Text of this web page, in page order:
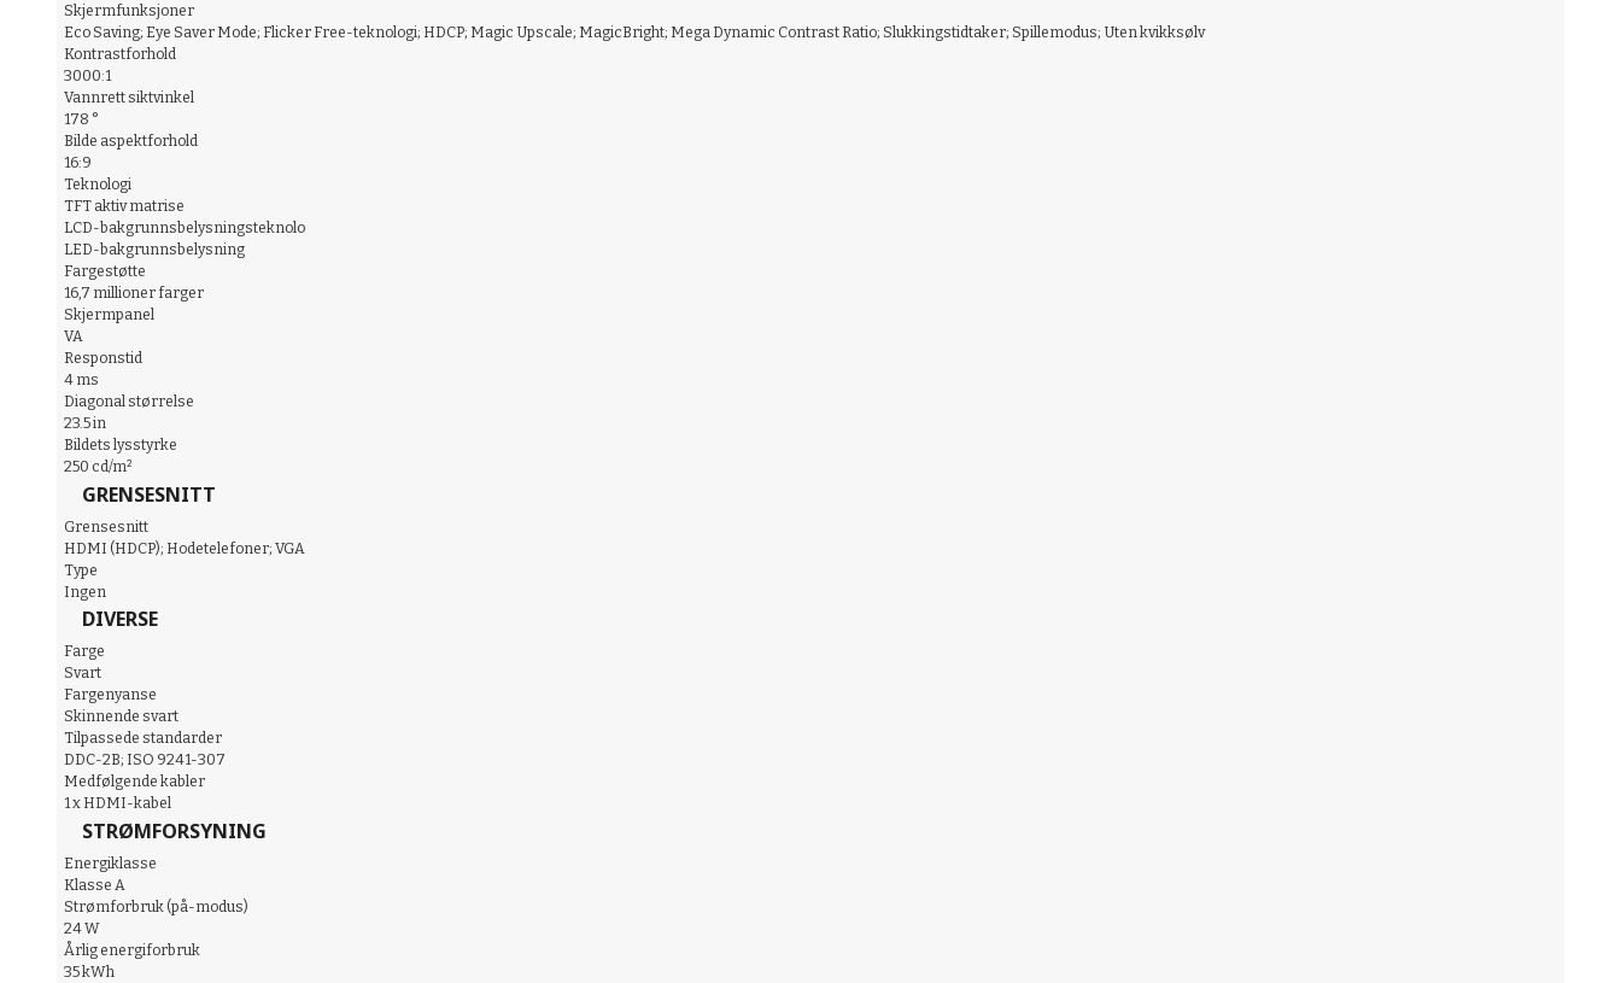
Skjermfunksjoner
Eco Saving; Eye Saver Mode; Flicker Free-teknologi; HDCP; Magic Upscale; MagicBright; Mega Dynamic Contrast Ratio; Slukkingstidtaker; Spillemodus; Uten kvikksølv
Kontrastforhold
3000:1
Vannrett siktvinkel
178 °
Bilde aspektforhold
16:9
Teknologi
TFT aktiv matrise
LCD-bakgrunnsbelysningsteknolo
LED-bakgrunnsbelysning
Fargestøtte
16,7 millioner farger
Skjermpanel
VA
Responstid
4 ms
Diagonal størrelse
23.5 in
Bildets lysstyrke
250 cd/m²
GRENSESNITT
Grensesnitt
HDMI (HDCP); Hodetelefoner; VGA
Type
Ingen
DIVERSE
Farge
Svart
Fargenyanse
Skinnende svart
Tilpassede standarder
DDC-2B; ISO 9241-307
Medfølgende kabler
1 x HDMI-kabel
STRØMFORSYNING
Energiklasse
Klasse A
Strømforbruk (på-modus)
24 W
Årlig energiforbruk
35 kWh